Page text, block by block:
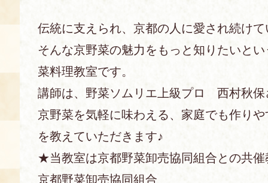
京の食文化について
アクセス
FAQ
募集中の教室
キャンセル・ご変更
食の海援隊・陸援隊 会員限定
展示室
展示室のご紹介
レンタル
伝統に支えられ、京都の人に愛され続け
そんな京野菜の魅力をもっと知りたいと
菜料理教室です。
講師は、野菜ソムリエ上級プロ 西村秋保
京野菜を気軽に味わえる、家庭でも作り
を教えていただきます♪
★当教室は京都野菜卸売協同組合との共
京都野菜卸売協同組合